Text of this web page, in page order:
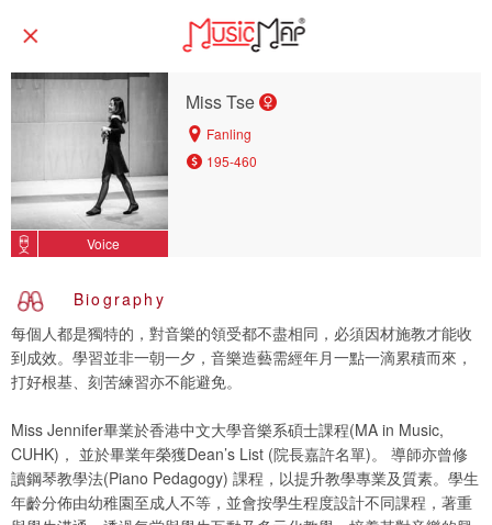
Voice
Miss Tse
Fanling
195-460
Biography
每個人都是獨特的，對音樂的領受都不盡相同，必須因材施教才能收
到成效。學習並非一朝一夕，音樂造藝需經年月一點一滴累積而來，
打好根基、刻苦練習亦不能避免。
Miss Jennifer畢業於香港中文大學音樂系碩士課程(MA in Music,
CUHK)， 並於畢業年榮獲Dean’s List (院長嘉許名單)。 導師亦曾修
讀鋼琴教學法(Piano Pedagogy) 課程，以提升教學專業及質素。學生
年齡分佈由幼稚園至成人不等，並會按學生程度設計不同課程，著重